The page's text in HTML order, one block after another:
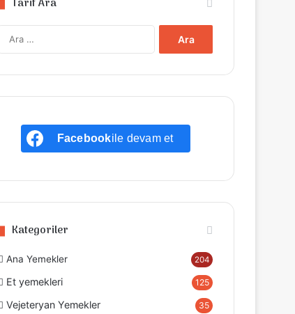
Tarif Ara
m
Facebookile devam et
Kategoriler
Ana Yemekler 204
Et yemekleri 125
Vejeteryan Yemekler 35